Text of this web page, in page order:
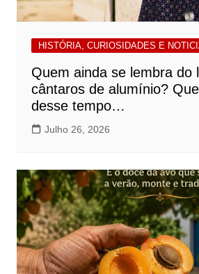
HISTÓRIA, CURIOSIDADES E
Quem ainda se lembra do
cântaros de alumínio?
desse tempo…
Julho 26, 2026